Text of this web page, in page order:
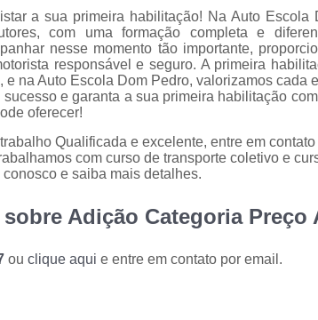
a sua primeira habilitação! Na Auto Escola
com uma formação completa e
nesse momento tão importante,
responsável e seguro. A primeira
e na Auto Escola Dom Pedro, valorizamos cada
e garanta a sua primeira habilitação
oferecer!
Qualificada e excelente, entre em
com curso de transporte coletivo e
e saiba mais detalhes.
Adição Categoria Preço
ou clique aqui e entre em contato por email.